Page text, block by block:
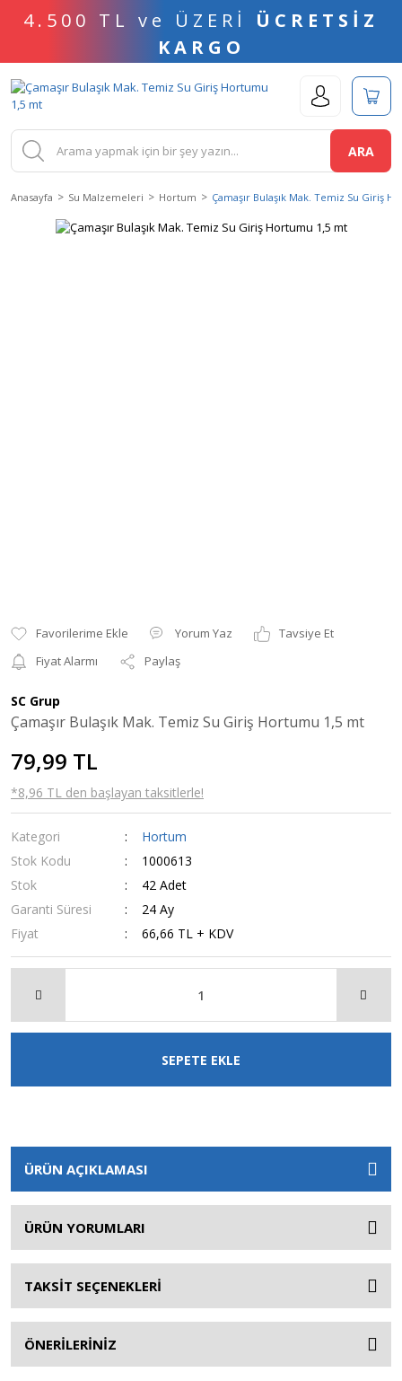
4.500 TL ve ÜZERİ ÜCRETSİZ
KARGO
ARA
Anasayfa Su Malzemeleri Hortum Çamaşır Bulaşık Mak. Temiz Su Giriş
Yorum Yaz
Tavsiye Et
Fiyat Alarmı
Paylaş
SC Grup
Çamaşır Bulaşık Mak. Temiz Su Giriş Hortumu 1,5 mt
79,99 TL
*8,96 TL den başlayan taksitlerle!
Kategori
Hortum
Stok Kodu
1000613
Stok
42 Adet
Garanti Süresi
24 Ay
Fiyat
66,66 TL + KDV
SEPETE EKLE
ÜRÜN AÇIKLAMASI
ÜRÜN YORUMLARI
TAKSİT SEÇENEKLERİ
ÖNERİLERİNİZ